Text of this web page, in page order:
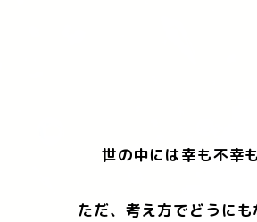
世の中には幸も不幸
ただ、考え方でどうにも